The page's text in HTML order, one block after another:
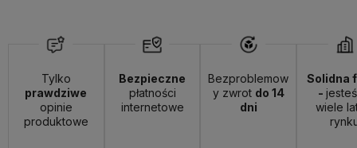
Tylko
prawdziwe
opinie
produktowe
Bezpieczne
płatności
internetowe
Bezproblemow
y zwrot do 14
dni
Solidna
-
wiele